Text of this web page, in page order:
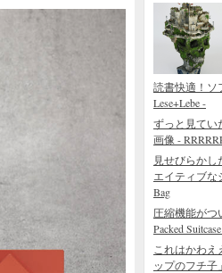
読書快適！ソ
Lese+Lebe -
ずっと見てい
画像 -
見せびらかし
エイティブな
Bag
圧縮機能がつ
Packed
これはかわ
ップのフチ子